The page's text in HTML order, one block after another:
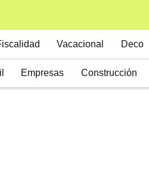
Empresas Construcción
Vacacional Deco